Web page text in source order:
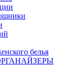
белья